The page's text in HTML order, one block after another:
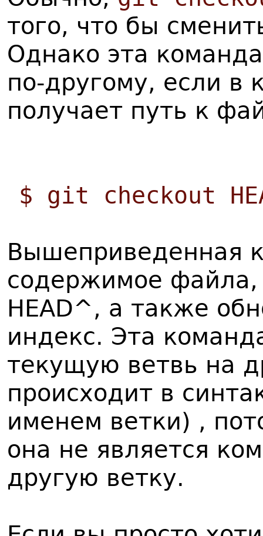
того, что бы
Однако эта
по-другому, если в
получает путь к
$ git checkout
Вышеприведенная
содержимое файла,
HEAD^, а также
индекс. Эта
текущую ветвь на
происходит в
именем ветки) ,
она не является
другую ветку.